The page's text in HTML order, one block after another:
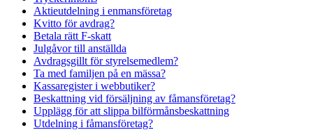
Aktieutdelning i enmansföretag
Kvitto för avdrag?
Betala rätt F-skatt
Julgåvor till anställda
Avdragsgillt för styrelsemedlem?
Ta med familjen på en mässa?
Kassaregister i webbutiker?
Beskattning vid försäljning av fåmansföretag?
Upplägg för att slippa bilförmånsbeskattning
Utdelning i fåmansföretag?